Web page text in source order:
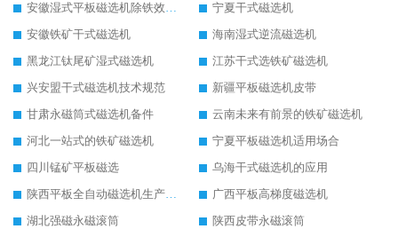
安徽湿式平板磁选机除铁效果怎么样
宁夏干式磁选机
安徽铁矿干式磁选机
海南湿式逆流磁选机
黑龙江钛尾矿湿式磁选机
江苏干式选铁矿磁选机
兴安盟干式磁选机技术规范
新疆平板磁选机皮带
甘肃永磁筒式磁选机备件
云南未来有前景的铁矿磁选机
河北一站式的铁矿磁选机
宁夏平板磁选机适用场合
四川锰矿平板磁选
乌海干式磁选机的应用
陕西平板全自动磁选机生产厂家
广西平板高梯度磁选机
湖北强磁永磁滚筒
陕西皮带永磁滚筒